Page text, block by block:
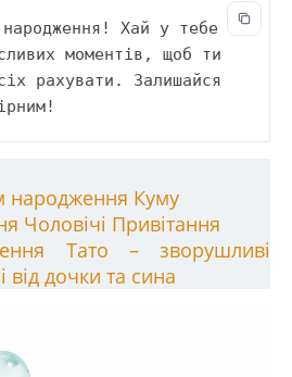
Хай у тебе
моментів, щоб ти
рахувати. Залишайся
народження Куму
Чоловічі Привітання
Тато – зворушливі
від дочки та сина